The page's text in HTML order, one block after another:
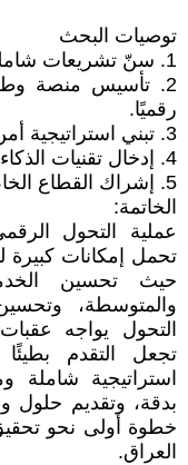
توصيات البحث
1. سنّ تشريعات شاملة لحماية البيانات والتوقيع الرقمي.
2. تأسيس منصة
رقميًا.
3. تبني استراتيجية أمن سيبراني وطنية.
4. إدخال تقنيات الذكاء الاصطناعي في التعليم والتدريب.
5. إشراك القطاع الخاص في بناء البنية الرقمية.
الخاتمة:
عملية التحول
تحمل إمكانات كبيرة
حيث تحسين
والمتوسطة،
التحول يواجه
تجعل التقدم
استراتيجية شاملة
بدقة، وتقديم حلول
خطوة أولى نحو
العراق.